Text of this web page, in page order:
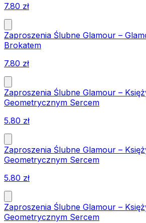
7.80 zł
Zaproszenia Ślubne Glamour –
Brokatem
7.80 zł
Zaproszenia Ślubne Glamour –
Geometrycznym Sercem
5.80 zł
Zaproszenia Ślubne Glamour –
Geometrycznym Sercem
5.80 zł
Zaproszenia Ślubne Glamour –
Geometrycznym Sercem